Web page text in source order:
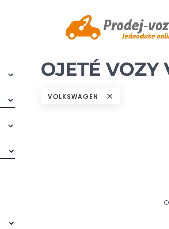
OJETÉ VOZY
VOLKSWAGEN